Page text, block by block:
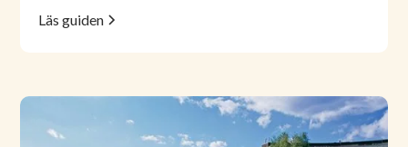
Läs guiden